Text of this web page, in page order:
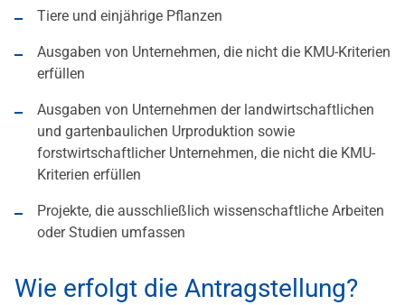
Tiere und einjährige Pflanzen
Ausgaben von Unternehmen, die nicht die KMU-Kriterien
erfüllen
Ausgaben von Unternehmen der landwirtschaftlichen
und gartenbaulichen Urproduktion sowie
forstwirtschaftlicher Unternehmen, die nicht die KMU-
Kriterien erfüllen
Projekte, die ausschließlich wissenschaftliche Arbeiten
oder Studien umfassen
Wie erfolgt die Antragstellung?